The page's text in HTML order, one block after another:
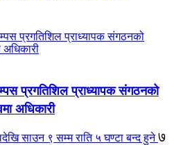
प्रगतिशिल प्राध्यापक संगठनको
अधिकारी
७